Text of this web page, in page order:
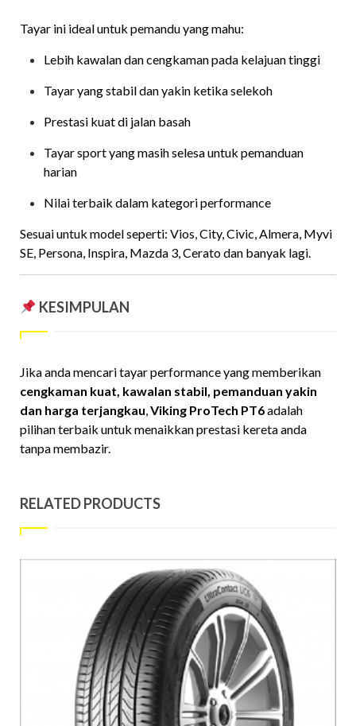
Tayar ini ideal untuk pemandu yang mahu:
Lebih kawalan dan cengkaman pada kelajuan tinggi
Tayar yang stabil dan yakin ketika selekoh
Prestasi kuat di jalan basah
Tayar sport yang masih selesa untuk pemanduan
harian
Nilai terbaik dalam kategori performance
Sesuai untuk model seperti: Vios, City, Civic, Almera, Myvi
SE, Persona, Inspira, Mazda 3, Cerato dan banyak lagi.
KESIMPULAN
Jika anda mencari tayar performance yang memberikan
cengkaman kuat, kawalan stabil, pemanduan yakin
dan harga terjangkau,Viking ProTech PT6adalah
pilihan terbaik untuk menaikkan prestasi kereta anda
tanpa membazir.
RELATED PRODUCTS